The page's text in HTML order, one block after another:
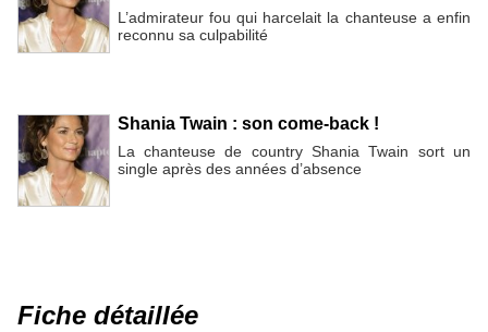
L’admirateur fou qui harcelait la chanteuse a enfin
reconnu sa culpabilité
Shania Twain : son come-back !
La chanteuse de country Shania Twain sort un
single après des années d’absence
Fiche détaillée